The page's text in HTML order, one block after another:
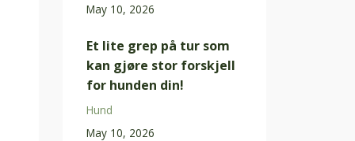
May 10, 2026
Et lite grep på tur som
kan gjøre stor forskjell
for hunden din!
Hund
May 10, 2026